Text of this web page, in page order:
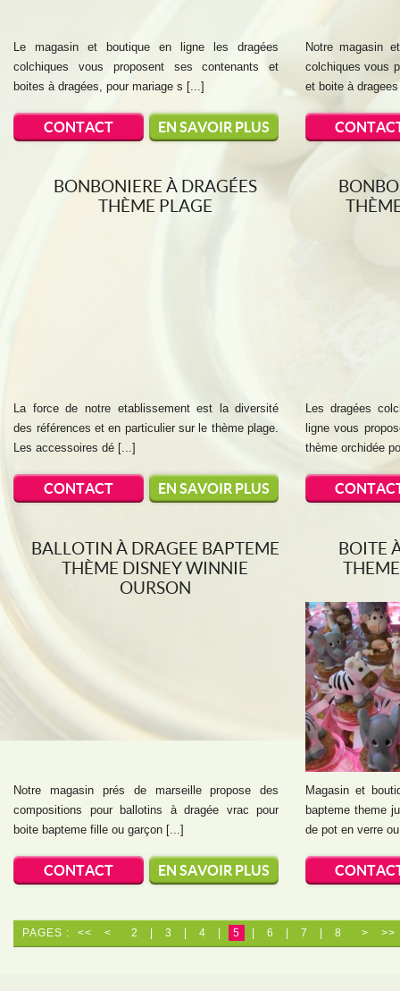
Le magasin et boutique en ligne les dragées
colchiques vous proposent ses contenants et
boites à dragées, pour mariage s [...]
CONTACT EN SAVOIR PLUS
Notre magasin
colchiques vous
et boite à
BONBONIERE À DRAGÉES
THÈME PLAGE
La force de notre etablissement est la diversité
des références et en particulier sur le thème plage.
Les accessoires dé [...]
CONTACT EN SAVOIR PLUS
Les dragées
ligne vous
thème orchidée
BALLOTIN À DRAGEE BAPTEME
THÈME DISNEY WINNIE
OURSON
Notre magasin prés de marseille propose des
compositions pour ballotins à dragée vrac pour
boite bapteme fille ou garçon [...]
CONTACT EN SAVOIR PLUS
BOITE
Magasin et
bapteme theme
de pot en verre
PAGES : << < 2 3 4 5 6 7 8 > >>